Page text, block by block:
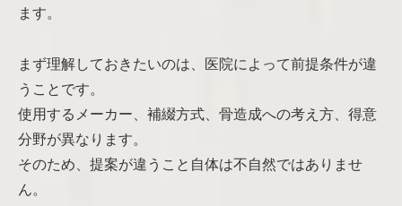
ます。
まず理解しておきたいのは、医院によって前提条件が違
うことです。
使用するメーカー、補綴方式、骨造成への考え方、得意
分野が異なります。
そのため、提案が違うこと自体は不自然ではありませ
ん。